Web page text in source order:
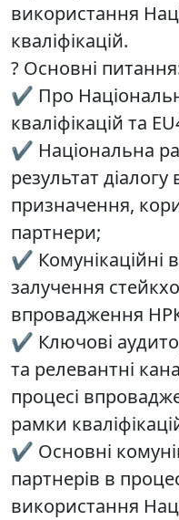
використання
кваліфікацій.
? Основні
✔️ Про
кваліфікацій та
✔️ Національна
результат діалогу
призначення,
партнери;
✔️ Комунікаційні
залучення
впровадження
✔️ Ключові
та релевантні
процесі
рамки
✔️ Основні
партнерів в
використання